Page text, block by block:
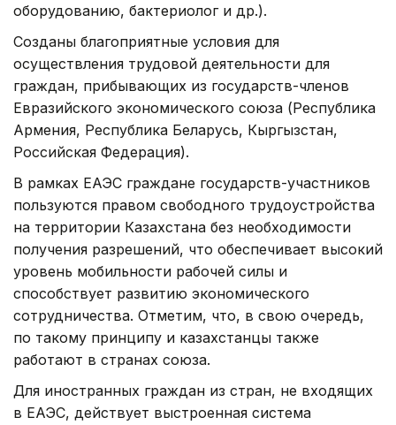
оборудованию, бактериолог и др.).
Созданы благоприятные условия для
осуществления трудовой деятельности для
граждан, прибывающих из государств-членов
Евразийского экономического союза (Республика
Армения, Республика Беларусь, Кыргызстан,
Российская Федерация).
В рамках ЕАЭС граждане государств-участников
пользуются правом свободного трудоустройства
на территории Казахстана без необходимости
получения разрешений, что обеспечивает высокий
уровень мобильности рабочей силы и
способствует развитию экономического
сотрудничества. Отметим, что, в свою очередь,
по такому принципу и казахстанцы также
работают в странах союза.
Для иностранных граждан из стран, не входящих
в ЕАЭС, действует выстроенная система